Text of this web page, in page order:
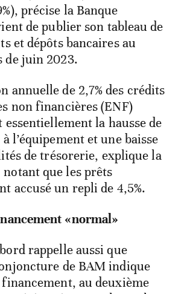
précise la Banque
de publier son tableau de
et dépôts bancaires au
de juin 2023.
annuelle de 2,7% des crédits
non financières (ENF)
la hausse de
l’équipement et une baisse
de trésorerie, explique la
que les prêts
accusé un repli de 4,5%.
«normal»
rappelle aussi que
de BAM indique
financement, au deuxième